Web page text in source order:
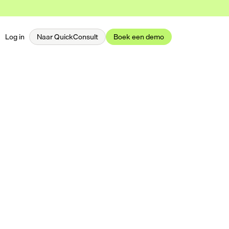
Log in Naar QuickConsult Boek een demo